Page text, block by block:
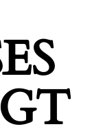
K
S